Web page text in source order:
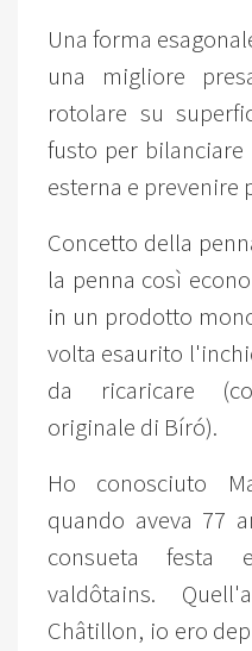
Una forma
una migliore
rotolare su
fusto per
esterna e prevenire
Concetto della
la penna così
in un prodotto
volta esaurito
da ricaricare
originale di Bíró).
Ho conosciuto
quando aveva 77
consueta festa
valdôtains.
Châtillon, io ero